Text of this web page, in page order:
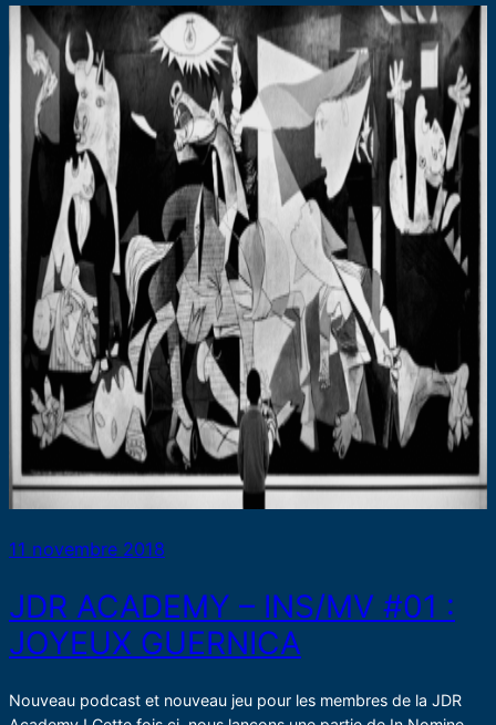
11 novembre 2018
JDR ACADEMY – INS/MV #01 :
JOYEUX GUERNICA
Nouveau podcast et nouveau jeu pour les membres de la JDR